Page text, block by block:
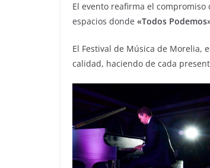
El evento reafirma el
espacios donde «Todos
El Festival de Música de Morelia,
calidad, haciendo de cada